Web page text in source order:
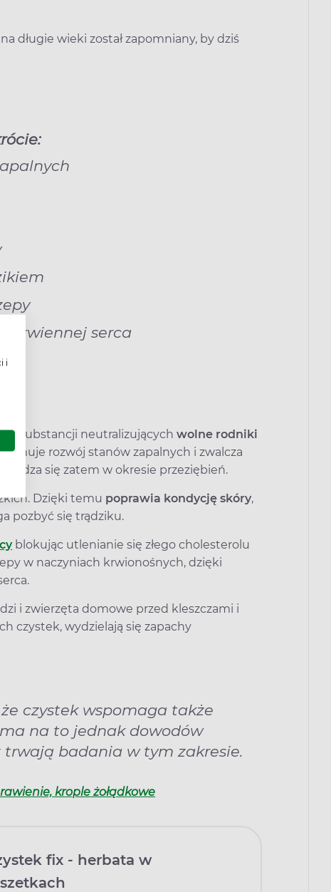
i
długie wieki został zapomniany, by dziś
serca
substancji neutralizujących wolne rodniki
rozwój stanów zapalnych i zwalcza
się zatem w okresie przeziębień.
Dzięki temu poprawia kondycję skóry,
pozbyć się trądziku.
blokując utlenianie się złego cholesterolu
w naczyniach krwionośnych, dzięki
i zwierzęta domowe przed kleszczami i
czystek, wydzielają się zapachy
czystek wspomaga także
na to jednak dowodów
badania w tym zakresie.
krople żołądkowe
fix - herbata w